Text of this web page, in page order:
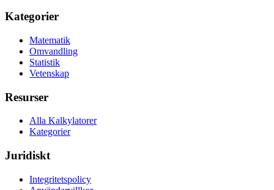
Kategorier
Matematik
Omvandling
Statistik
Vetenskap
Resurser
Alla Kalkylatorer
Kategorier
Juridiskt
Integritetspolicy